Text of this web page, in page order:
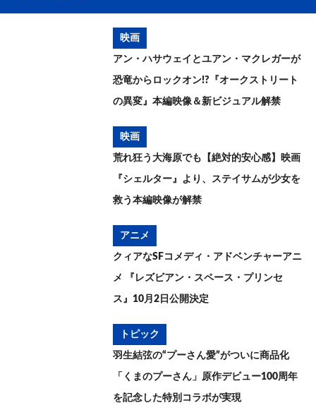
映画
アン・ハサウェイとユアン・マクレガーが
恐竜からロックオン!?『オークストリート
の異変』本編映像＆新ビジュアル解禁
映画
荒れ狂う大海原でも【絶対的安心感】映画
『シェルター』より、ステイサムが少女を
救う本編映像が解禁
アニメ
クィアなSFコメディ・アドベンチャーアニ
メ 『レズビアン・スペース・プリンセ
ス』10月2日公開決定
トピック
羽生結弦の“プーさん愛”がついに商品化
「くまのプーさん」原作デビュー100周年
を記念した特別コラボが実現